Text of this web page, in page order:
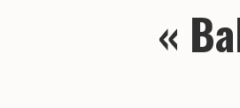
«